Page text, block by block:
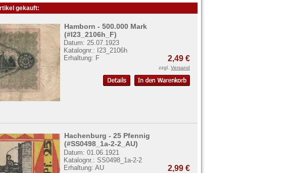
gekauft:
Hamborn - 500.000 Mark
(#I23_2106h_F)
Datum: 25.07.1923
Katalognr.: I23_2106h
Erhaltung: F
2,49 €
zzgl. Versand
Hachenburg - 25 Pfennig
(#SS0498_1a-2-2_AU)
Datum: 01.06.1921
Katalognr.: SS0498_1a-2-2
Erhaltung: AU
2,99 €